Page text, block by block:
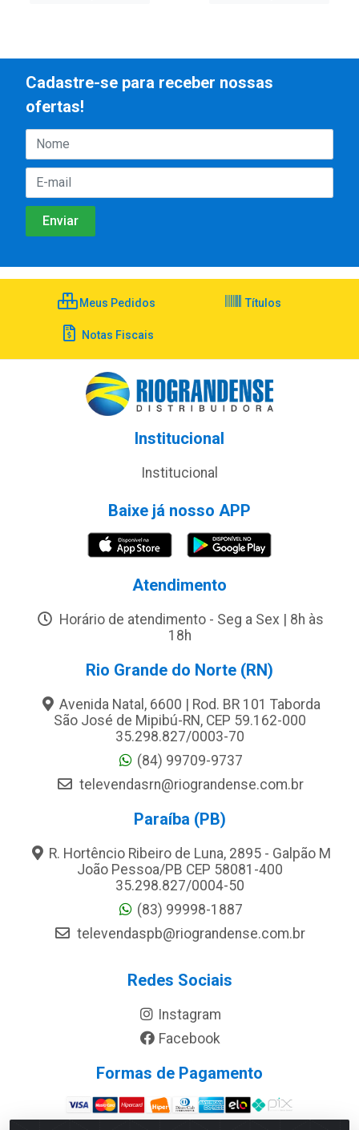
Cadastre-se para receber nossas
ofertas!
Meus Pedidos Títulos
Notas Fiscais
Institucional
Institucional
Baixe já nosso APP
Atendimento
Horário de atendimento - Seg a Sex | 8h às
18h
Rio Grande do Norte (RN)
Avenida Natal, 6600 | Rod. BR 101 Taborda
São José de Mipibú-RN, CEP 59.162-000
35.298.827/0003-70
(84) 99709-9737
televendasrn@riograndense.com.br
Paraíba (PB)
R. Hortêncio Ribeiro de Luna, 2895 - Galpão M
João Pessoa/PB CEP 58081-400
35.298.827/0004-50
(83) 99998-1887
televendaspb@riograndense.com.br
Redes Sociais
Instagram
Facebook
Formas de Pagamento